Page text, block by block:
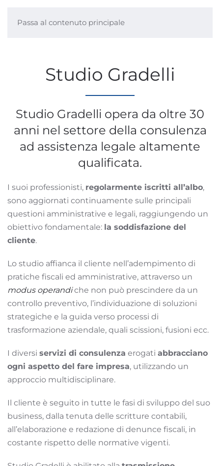
Passa al contenuto principale
Studio Gradelli
Studio Gradelli opera da oltre 30
anni nel settore della consulenza
ad assistenza legale altamente
qualificata.
I suoi professionisti, regolarmente iscritti all’albo,
sono aggiornati continuamente sulle principali
questioni amministrative e legali, raggiungendo un
obiettivo fondamentale: la soddisfazione del
cliente.
Lo studio affianca il cliente nell’adempimento di
pratiche fiscali ed amministrative, attraverso un
modus operandiche non può prescindere da un
controllo preventivo, l’individuazione di soluzioni
strategiche e la guida verso processi di
trasformazione aziendale, quali scissioni, fusioni ecc.
I diversi servizi di consulenza erogati abbracciano
ogni aspetto del fare impresa, utilizzando un
approccio multidisciplinare.
Il cliente è seguito in tutte le fasi di sviluppo del suo
business, dalla tenuta delle scritture contabili,
all’elaborazione e redazione di denunce fiscali, in
costante rispetto delle normative vigenti.